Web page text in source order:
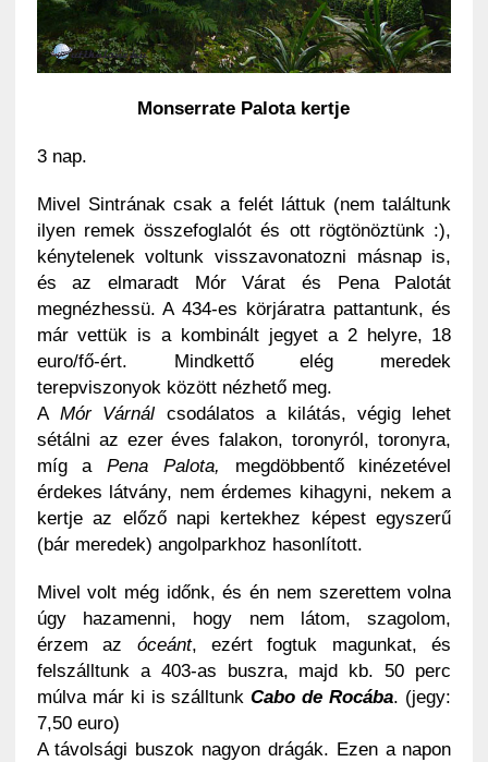
Monserrate Palota kertje
3 nap.
Mivel Sintrának csak a felét láttuk (nem találtunk
ilyen remek összefoglalót és ott rögtönöztünk :),
kénytelenek voltunk visszavonatozni másnap is,
és az elmaradt Mór Várat és Pena Palotát
megnézhessü. A 434-es körjáratra pattantunk, és
már vettük is a kombinált jegyet a 2 helyre, 18
euro/fő-ért. Mindkettő elég meredek
terepviszonyok között nézhető meg.
AMór Várnál csodálatos a kilátás, végig lehet
sétálni az ezer éves falakon, toronyról, toronyra,
míg aPena Palota, megdöbbentő kinézetével
érdekes látvány, nem érdemes kihagyni, nekem a
kertje az előző napi kertekhez képest egyszerű
(bár meredek) angolparkhoz hasonlított.
Mivel volt még időnk, és én nem szerettem volna
úgy hazamenni, hogy nem látom, szagolom,
érzem az óceánt, ezért fogtuk magunkat, és
felszálltunk a 403-as buszra, majd kb. 50 perc
múlva már ki is szálltunkCabo de Rocába. (jegy:
7,50 euro)
A távolsági buszok nagyon drágák. Ezen a napon